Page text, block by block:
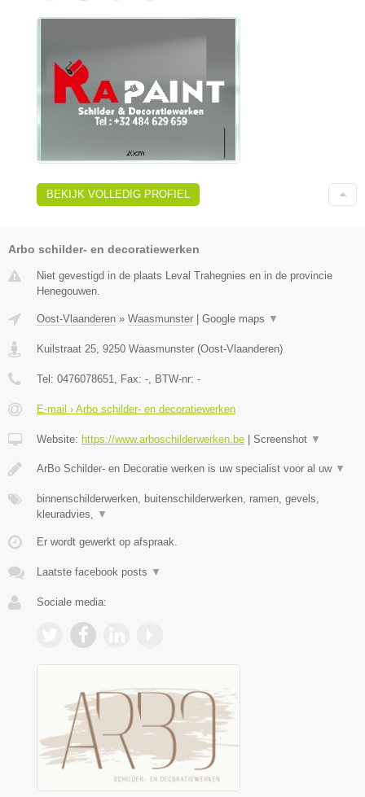
BEKIJK VOLLEDIG PROFIEL
Arbo schilder- en decoratiewerken
Niet gevestigd in de plaats Leval Trahegnies en in de provincie
Henegouwen.
Oost-Vlaanderen » Waasmunster Google maps ▼
Kuilstraat 25, 9250 Waasmunster (Oost-Vlaanderen)
Tel: 0476078651, Fax: -, BTW-nr: -
E-mail › Arbo schilder- en decoratiewerken
Website: https://www.arboschilderwerken.be Screenshot ▼
ArBo Schilder- en Decoratie werken is uw specialist voor al uw ▼
binnenschilderwerken, buitenschilderwerken, ramen, gevels,
kleuradvies, ▼
Er wordt gewerkt op afspraak.
Laatste facebook posts ▼
Sociale media: